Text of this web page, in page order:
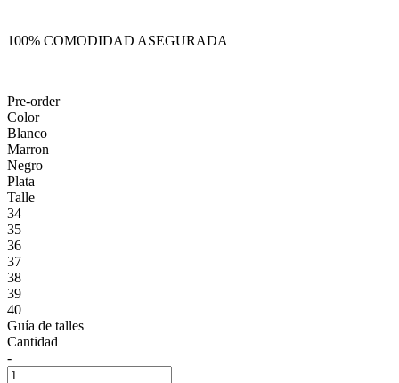
100% COMODIDAD ASEGURADA
Pre-order
Color
Blanco
Marron
Negro
Plata
Talle
34
35
36
37
38
39
40
Guía de talles
Cantidad
-